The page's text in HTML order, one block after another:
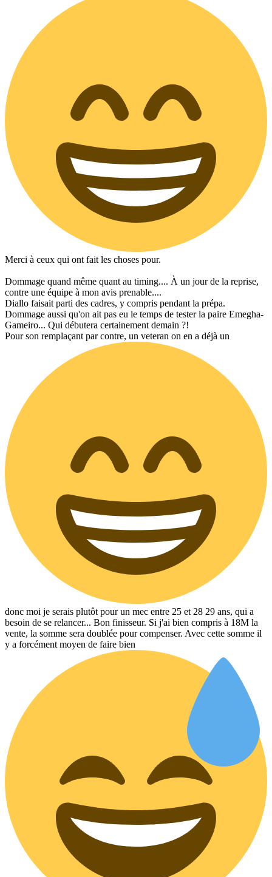
Merci à ceux qui ont fait les choses pour.
Dommage quand même quant au timing.... À un jour de la reprise,
contre une équipe à mon avis prenable....
Diallo faisait parti des cadres, y compris pendant la prépa.
Dommage aussi qu'on ait pas eu le temps de tester la paire Emegha-
Gameiro... Qui débutera certainement demain ?!
Pour son remplaçant par contre, un veteran on en a déjà un
donc moi je serais plutôt pour un mec entre 25 et 28 29 ans, qui a
besoin de se relancer... Bon finisseur. Si j'ai bien compris à 18M la
vente, la somme sera doublée pour compenser. Avec cette somme il
y a forcément moyen de faire bien